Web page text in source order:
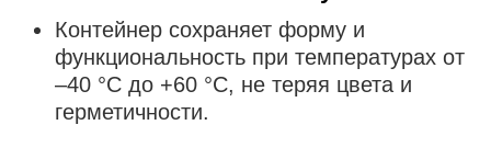
Контейнер сохраняет форму и
функциональность при температурах от
–40 °C до +60 °C, не теряя цвета и
герметичности.